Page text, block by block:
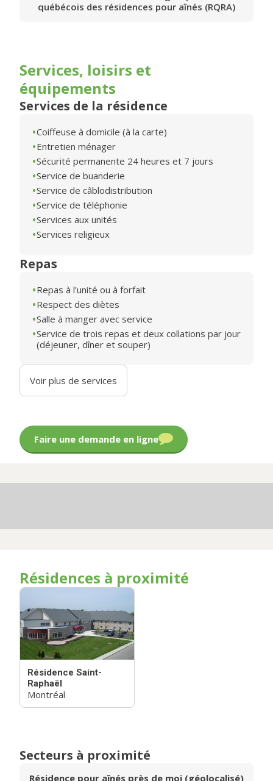
québécois des résidences pour aînés (RQRA)
Services, loisirs et
équipements
Services de la résidence
Coiffeuse à domicile (à la carte)
Entretien ménager
Sécurité permanente 24 heures et 7 jours
Service de buanderie
Service de câblodistribution
Service de téléphonie
Services aux unités
Services religieux
Repas
Repas à l’unité ou à forfait
Respect des diètes
Salle à manger avec service
Service de trois repas et deux collations par jour
(déjeuner, dîner et souper)
Voir plus de services
Faire une demande en ligne
Résidences à proximité
Résidence Saint-
Raphaël
Montréal
Secteurs à proximité
Résidence pour aînés près de moi (géolocalisé)